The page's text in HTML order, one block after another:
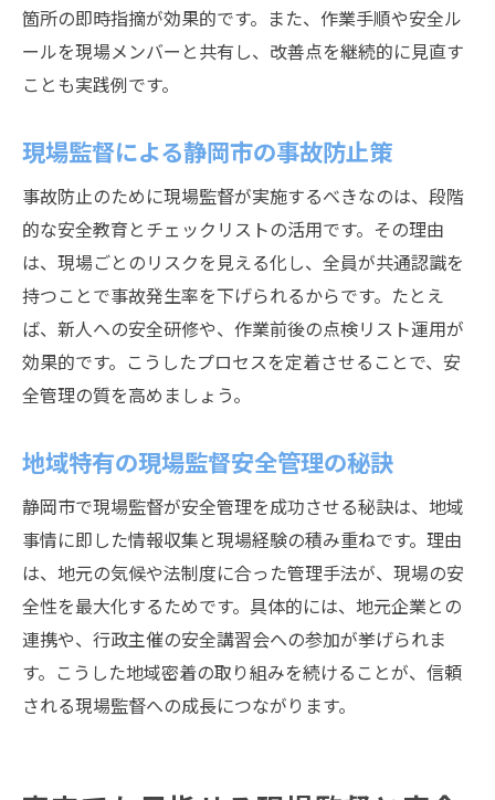
箇所の即時指摘が効果的です。また、作業手順や安全ル
ールを現場メンバーと共有し、改善点を継続的に見直す
ことも実践例です。
現場監督による静岡市の事故防止策
事故防止のために現場監督が実施するべきなのは、段階
的な安全教育とチェックリストの活用です。その理由
は、現場ごとのリスクを見える化し、全員が共通認識を
持つことで事故発生率を下げられるからです。たとえ
ば、新人への安全研修や、作業前後の点検リスト運用が
効果的です。こうしたプロセスを定着させることで、安
全管理の質を高めましょう。
地域特有の現場監督安全管理の秘訣
静岡市で現場監督が安全管理を成功させる秘訣は、地域
事情に即した情報収集と現場経験の積み重ねです。理由
は、地元の気候や法制度に合った管理手法が、現場の安
全性を最大化するためです。具体的には、地元企業との
連携や、行政主催の安全講習会への参加が挙げられま
す。こうした地域密着の取り組みを続けることが、信頼
される現場監督への成長につながります。